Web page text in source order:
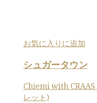
お気に入りに追加
シュガータウン
Chiemi with CRAAS
レット)